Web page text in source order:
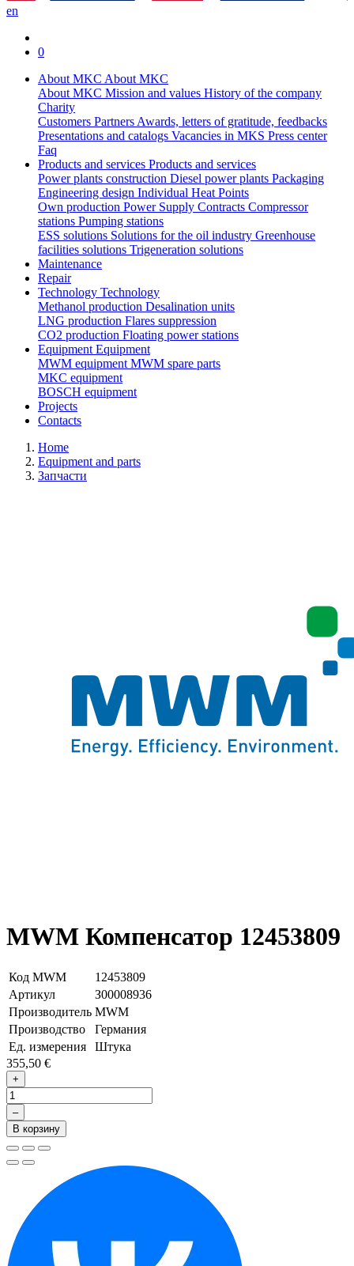
en
0
About MKC About MKC
About MKC Mission and values History of the company
Charity
Customers PartnersAwards, letters of gratitude, feedbacks
Presentations and catalogs Vacancies in MKS Press center
Faq
Products and services Products and services
Power plants construction Diesel power plants Packaging
Engineering design Individual Heat Points
Own production Power Supply Contracts Compressor
stations Pumping stations
ESS solutions Solutions for the oil industry Greenhouse
facilities solutions Trigeneration solutions
Maintenance
Repair
Technology Technology
Methanol production Desalination units
LNG production Flares suppression
СО2 production Floating power stations
EquipmentEquipment
MWM equipmentMWM spare parts
MKC equipment
BOSCH equipment
Projects
Contacts
Home
Equipment and parts
Запчасти
MWM Компенсатор 12453809
Код MWM
12453809
Артикул
З00008936
Производитель MWM
Производство
Германия
Ед. измерения
Штука
355,50 €
+
–
В корзину